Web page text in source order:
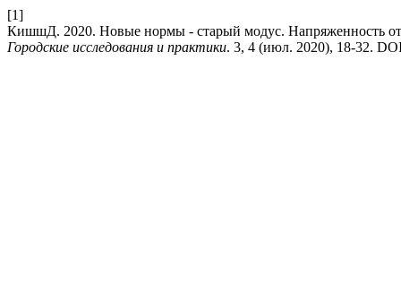
[1]
КишшД. 2020. Новые нормы - старый модус. Напряженность
Городские исследования и практики. 3, 4 (июл. 2020), 18-32.